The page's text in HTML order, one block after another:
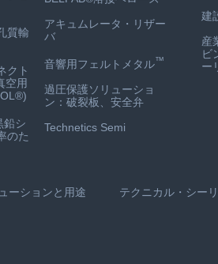
質輸
クト
空用
鉛シ
のた
アキュムレータ・リザー
バ
音響用フェルトメタル™
過圧保護ソリューショ
ン：破裂板、安全弁
Technetics Semi
建
産
ビ
ー
ーションと用途 テクニカル・シー